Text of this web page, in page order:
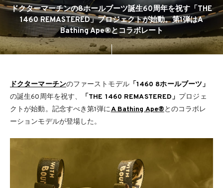
ドクターマーチンの8ホールブーツ誕生60周年を祝す「THE
1460 REMASTERED」プロジェクトが始動。第1弾はA
Bathing Ape®とコラボレート
ドクターマーチンのファーストモデル「1460 8ホールブーツ」
の誕生60周年を祝す、
「THE 1460 REMASTERED」 プロジェ
クトが始動。記念すべき第1弾にA Bathing Ape®とのコラボレ
ーションモデルが登場した。